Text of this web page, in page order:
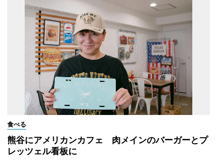
食べる
熊谷にアメリカンカフェ 肉メインのバーガーとプ
レッツェル看板に